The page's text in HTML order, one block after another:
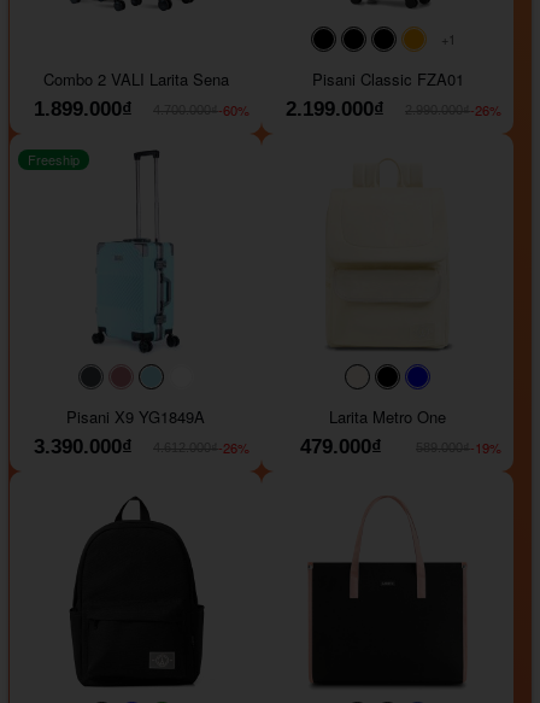
Combo 2 VALI Larita Sena
1.899.000₫
-60%
#000000#000000
#000000
#ffa500
+1
Pisani Classic FZA01
2.199.000₫
-26%
#40454a#b76e79
#9ad8e7
Freeship
Pisani X9 YG1849A
3.390.000₫
-26%
#faf0e6#000000
Larita Metro One
479.000₫
-19%